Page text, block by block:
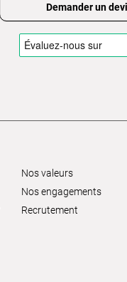
Demander un
Nos valeurs
Nos engagements
Recrutement